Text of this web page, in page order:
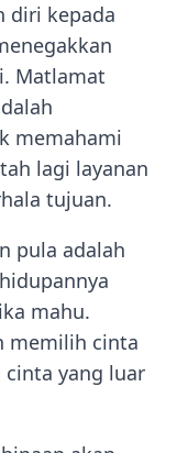
diri kepada
Matlamat
memahami
lagi layanan
tujuan.
pula adalah
mahu.
memilih cinta
cinta yang luar